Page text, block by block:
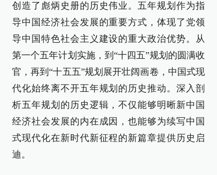
创造了彪炳史册的历史伟业。五年规划作为指
导中国经济社会发展的重要方式，体现了党领
导中国特色社会主义建设的重大政治优势。从
第一个五年计划实施，到“十四五”规划的圆满收
官，再到“十五五”规划展开壮阔画卷，中国式现
代化始终离不开五年规划的历史推动。深入剖
析五年规划的历史逻辑，不仅能够明晰新中国
经济社会发展的内在成因，也能够为续写中国
式现代化在新时代新征程的新篇章提供历史启
迪。